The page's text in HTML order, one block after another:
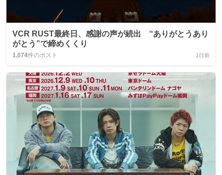
VCR RUST最終日、感謝の声が続出 “ありがとうあり
がとう”で締めくくり
1,074件のポスト 1日前